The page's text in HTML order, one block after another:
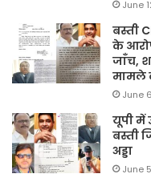
June
बस्ती
के
जाँच,
मामले
June
यूपी में
बस्ती
अड्डा
June